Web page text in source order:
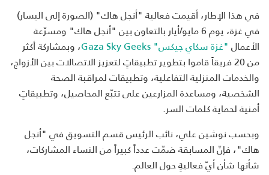
في هذا الإطار، أقيمت فعالية "أنجل هاك" (الصورة إلى اليسار)
في غزة، يوم 6 مايو/أيار بالتعاون بين "أنجل هاك" ومسرّعة
الأعمال"غزة سكاي جيكس" Gaza Sky Geeks
، وبمشاركة أكثر
من 20 فريقاً قاموا بتطوير تطبيقاتٍ لتعزيز الاتصالات بين الأزواج،
والخدمات المنزلية التفاعلية، وتطبيقات لمراقبة الصحة
الشخصية، ومساعدة المزارعين على تتبّع المحاصيل، وتطبيقاتٍ
أمنية لحماية كلمات السر.
وبحسب نوشين علي، نائب الرئيس قسم التسويق في "أنجل
هاك"، فإنّ المسابقة ضمّت عدداً كبيراً من النساء المشاركات،
شأنها شأن أيّ فعاليةٍ حول العالم.